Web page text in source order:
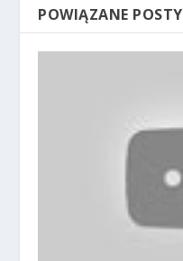
POWIĄZANE POSTY